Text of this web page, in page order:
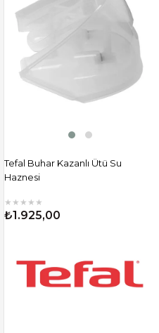
Tefal Buhar Kazanlı Ütü Su
Haznesi
★ ★ ★ ★ ★
₺1.925,00